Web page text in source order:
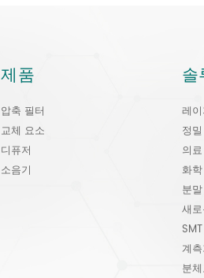
제품
압축 필터
교체 요소
디퓨저
소음기
레
정
의
화
분
새
계
분